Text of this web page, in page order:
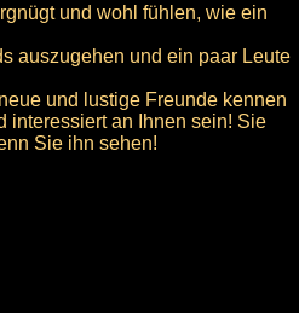
und wohl fühlen, wie ein
auszugehen und ein paar Leute
und lustige Freunde kennen
interessiert an Ihnen sein! Sie
Sie ihn sehen!